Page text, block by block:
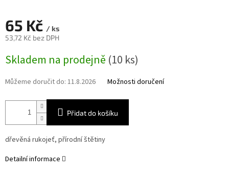
65 Kč / ks
53,72 Kč bez DPH
cena:
Skladem na prodejně (10 ks)
Můžeme doručit do: 11.8.2026 Možnosti doručení
Přidat do košíku
dřevěná rukojeť, přírodní štětiny
Detailní informace